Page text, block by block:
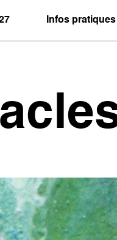
Infos pratiques